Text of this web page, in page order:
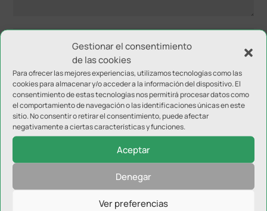
Gestionar el consentimiento
de las cookies
Para ofrecer las mejores experiencias, utilizamos tecnologías como las
cookies para almacenar y/o acceder a la información del dispositivo. El
consentimiento de estas tecnologías nos permitirá procesar datos como
el comportamiento de navegación o las identificaciones únicas en este
sitio. No consentir o retirar el consentimiento, puede afectar
negativamente a ciertas características y funciones.
Aceptar
Denegar
Ver preferencias